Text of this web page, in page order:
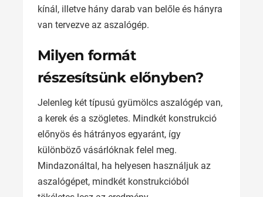
kínál, illetve hány darab van belőle és hányra
van tervezve az aszalógép.
Milyen formát
részesítsünk előnyben?
Jelenleg két típusú gyümölcs aszalógép van,
a kerek és a szögletes. Mindkét konstrukció
előnyös és hátrányos egyaránt, így
különböző vásárlóknak felel meg.
Mindazonáltal, ha helyesen használjuk az
aszalógépet, mindkét konstrukcióból